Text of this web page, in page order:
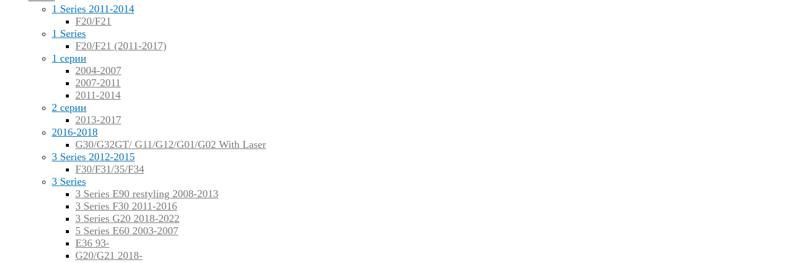
1 Series 2011-2014
F20/F21
1 Series
F20/F21 (2011-2017)
1 серии
2004-2007
2007-2011
2011-2014
2 серии
2013-2017
2016-2018
G30/G32GT/ G11/G12/G01/G02 With Laser
3 Series 2012-2015
F30/F31/35/F34
3 Series
3 Series E90 restyling 2008-2013
3 Series F30 2011-2016
3 Series G20 2018-2022
5 Series E60 2003-2007
E36 93-
G20/G21 2018-